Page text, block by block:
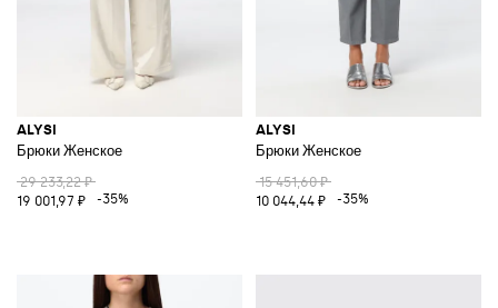
ALYSI
Брюки Женское
29 233,22 ₽
19 001,97 ₽
-35%
ALYSI
Брюки Женское
15 451,60 ₽
10 044,44 ₽
-35%